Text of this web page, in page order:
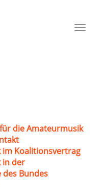
Toggle
die Amateurmusik
Koalitionsvertrag
in der
Bundes